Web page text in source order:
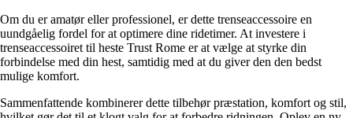
Om du er amatør eller professionel, er dette trenseaccessoire en
uundgåelig fordel for at optimere dine ridetimer. At investere i
trenseaccessoiret til heste Trust Rome er at vælge at styrke din
forbindelse med din hest, samtidig med at du giver den den bedst
mulige komfort.
Sammenfattende kombinerer dette tilbehør præstation, komfort og stil,